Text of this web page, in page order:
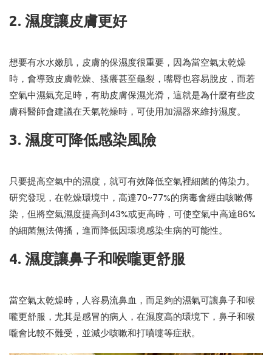
2. 濕度讓皮膚更好
想要有水水嫩肌，皮膚的保濕度很重要，因為當空氣太乾燥
時，會導致皮膚乾燥、搔癢甚至龜裂，嘴脣也容易脫皮，而若
空氣中濕氣充足時，有助皮膚保濕光滑，這就是為什麼有些皮
膚科醫師會建議在天氣乾燥時，可使用加濕器來維持濕度。
3. 濕度可降低感染風險
只要提高空氣中的濕度，就可有效降低空氣裡細菌的傳染力。
研究發現，在乾燥環境中，高達70~77%的病毒會經由咳嗽傳
染，但將空氣濕度提高到43%或更高時，可使空氣中高達86%
的細菌無法傳播，進而降低因環境感染生病的可能性。
4. 濕度讓鼻子和喉嚨更舒服
當空氣太乾燥時，人容易流鼻血，而足夠的濕氣可讓鼻子和喉
嚨更舒服，尤其是感冒的病人，在濕度高的環境下，鼻子和喉
嚨會比較不難受，並減少咳嗽和打噴嚏等症狀。